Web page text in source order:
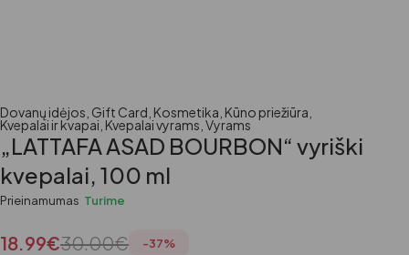
Dovanų idėjos Gift Card Kosmetika Kūno priežiūra
Kvepalai ir kvapai Kvepalai vyrams Vyrams
„LATTAFA ASAD BOURBON“ vyriški
kvepalai, 100 ml
Prieinamumas Turime
30.00€
18.99€ -37%